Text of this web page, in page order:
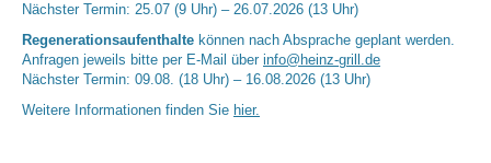
Nächster Termin: 25.07 (9 Uhr) – 26.07.2026 (13 Uhr)
Regenerationsaufenthalte können nach Absprache geplant werden.
Anfragen jeweils bitte per E-Mail über info@heinz-grill.de
Nächster Termin: 09.08. (18 Uhr) – 16.08.2026 (13 Uhr)
Weitere Informationen finden Sie hier.